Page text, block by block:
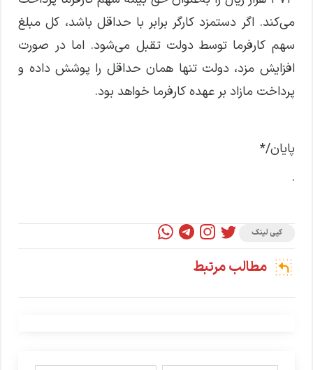
می‌کند. اگر دستمزد کارگر برابر با حداقل باشد، کل مبلغ
سهم کارفرما توسط دولت تقبل می‌شود. اما در صورت
افزایش مزد، دولت تنها همان حداقل را پوشش داده و
پرداخت مازاد بر عهده کارفرما خواهد بود.
پایان/*
.
کپی لینک
مطالب مرتبط